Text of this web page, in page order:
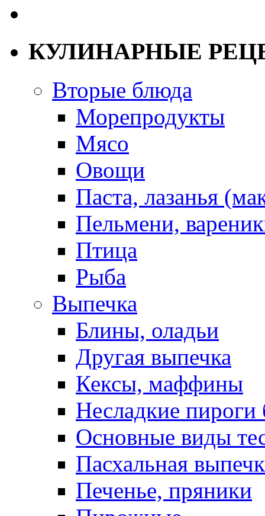
КУЛИНАРНЫЕ
Вторые блюда
Морепродукты
Мясо
Овощи
Паста, лазанья
Пельмени,
Птица
Рыба
Выпечка
Блины, оладьи
Другая выпечка
Кексы, маффины
Несладкие пироги
Основные виды
Пасхальная
Печенье, пряники